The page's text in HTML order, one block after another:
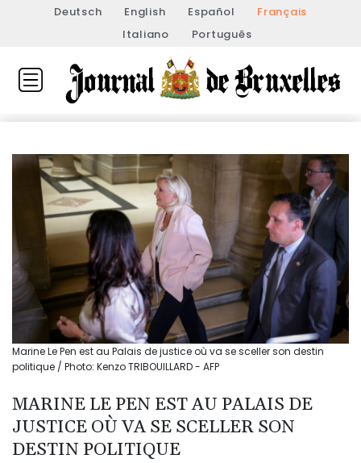
Deutsch English Español
Français
Italiano
Português
Marine Le Pen est au Palais de justice où va se sceller son destin
politique / Photo: Kenzo TRIBOUILLARD - AFP
MARINE LE PEN EST AU PALAIS DE
JUSTICE OÙ VA SE SCELLER SON
DESTIN POLITIQUE